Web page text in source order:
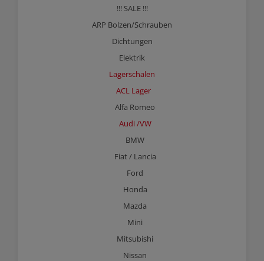
!!! SALE !!!
ARP Bolzen/Schrauben
Dichtungen
Elektrik
Lagerschalen
ACL Lager
Alfa Romeo
Audi /VW
BMW
Fiat / Lancia
Ford
Honda
Mazda
Mini
Mitsubishi
Nissan